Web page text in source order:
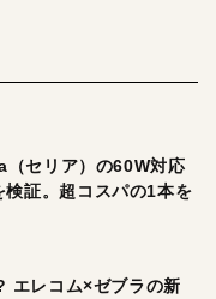
セリア）の60W対応
証。超コスパの1本を
エレコム×ゼブラの新